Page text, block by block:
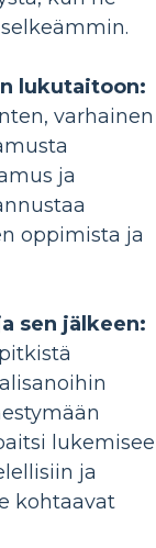
lukutaitoon:
varhainen
ja
oppimista ja
sen jälkeen:
ja
kohtaavat